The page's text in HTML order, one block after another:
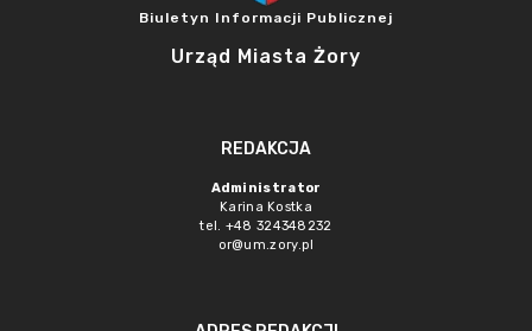
Biuletyn Informacji Publicznej
Urząd Miasta Żory
REDAKCJA
Administrator
Karina Kostka
tel. +48 324348232
or@um.zory.pl